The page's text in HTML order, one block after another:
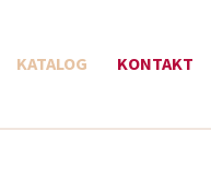
KATALOG KONTAKT